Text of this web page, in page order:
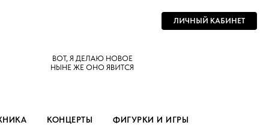
ВОТ, Я ДЕЛАЮ НОВОЕ
НЫНЕ ЖЕ ОНО ЯВИТСЯ
КОНЦЕРТЫ ФИГУРКИ И ИГРЫ
ЛИЧНЫЙ КАБИНЕТ